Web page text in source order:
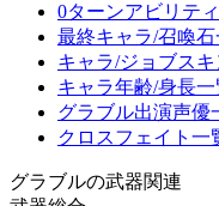
0ターンアビリテ
最終キャラ/召喚石
キャラ/ジョブス
キャラ年齢/身長一
グラブル出演声優
クロスフェイト一
グラブルの武器関連